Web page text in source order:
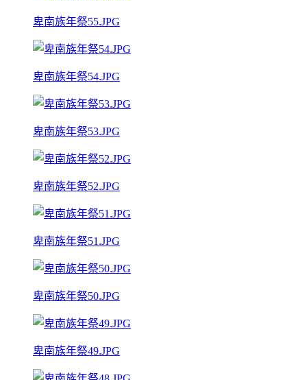
卑南族年祭55.JPG
卑南族年祭54.JPG
卑南族年祭53.JPG
卑南族年祭52.JPG
卑南族年祭51.JPG
卑南族年祭50.JPG
卑南族年祭49.JPG